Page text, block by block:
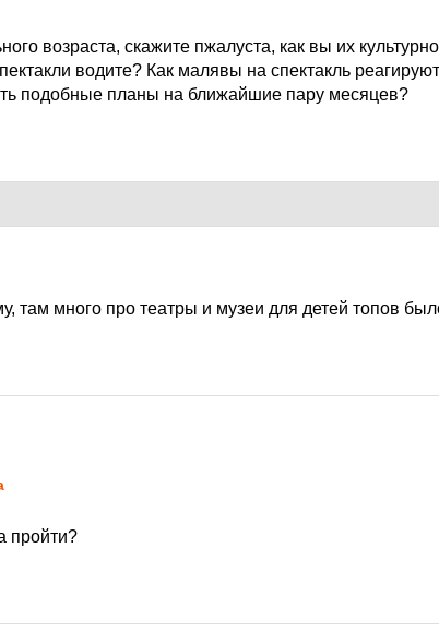
возраста, скажите пжалуста, как вы их
водите? Как малявы на спектакль
подобные планы на ближайшие пару месяцев?
там много про театры и музеи для детей топов
пройти?